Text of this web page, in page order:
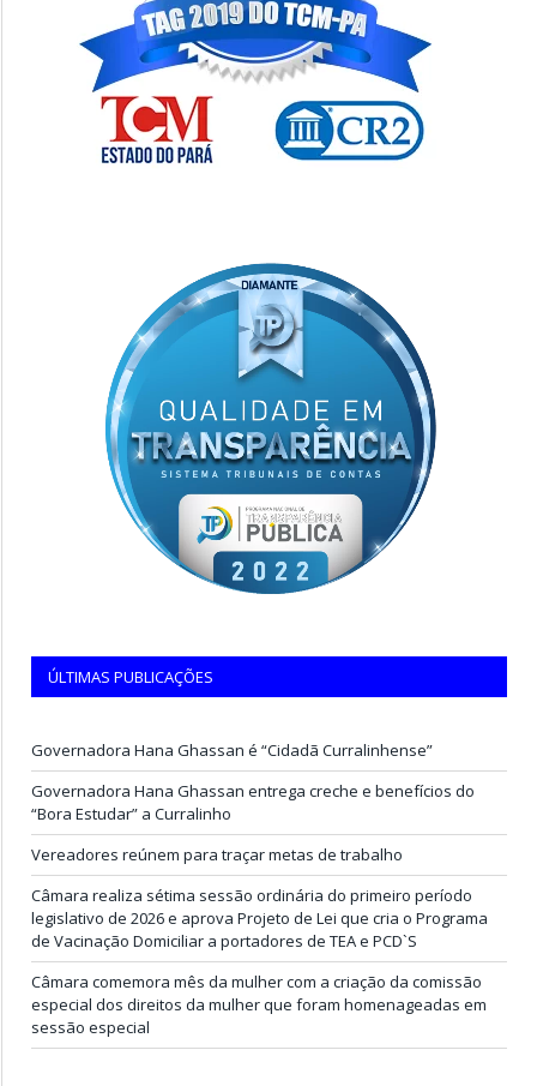
ÚLTIMAS PUBLICAÇÕES
Governadora Hana Ghassan é “Cidadã Curralinhense”
Governadora Hana Ghassan entrega creche e benefícios do
“Bora Estudar” a Curralinho
Vereadores reúnem para traçar metas de trabalho
Câmara realiza sétima sessão ordinária do primeiro período
legislativo de 2026 e aprova Projeto de Lei que cria o Programa
de Vacinação Domiciliar a portadores de TEA e PCD`S
Câmara comemora mês da mulher com a criação da comissão
especial dos direitos da mulher que foram homenageadas em
sessão especial